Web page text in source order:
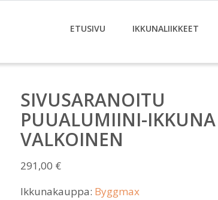
ETUSIVU IKKUNALIIKKEET
SIVUSARANOITU
PUUALUMIINI-IKKUNA
VALKOINEN
291,00 €
Ikkunakauppa: Byggmax